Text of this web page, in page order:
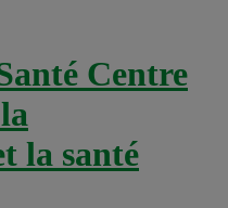
Centre
la santé